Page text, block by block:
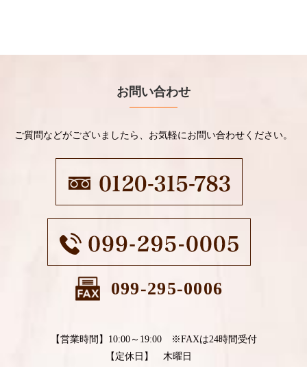
お問い合わせ
ご質問などがございましたら、お気軽にお問い合わせください。
099-295-0006
【営業時間】10:00～19:00 ※FAXは24時間受付
【定休日】 木曜日